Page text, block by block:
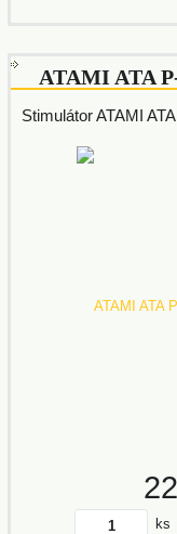
ATAMI ATA
Stimulátor ATAMI
ks